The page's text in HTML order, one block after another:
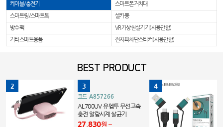
케이블/충전기
스마트폰거치대
스마트링/스마트톡
셀카봉
방수팩
VR가상현실기기(사용안함)
기타스마트용품
전자파차단스티커(사용안함)
BEST PRODUCT
2 3
코드 A857266
AL700UV 유엠투 무선고속
충전 알람시계 살균기
27,830원
4